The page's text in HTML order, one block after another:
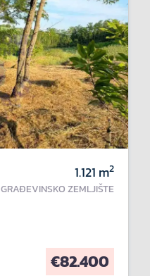
1.121 m2
GRAĐEVINSKO ZEMLJIŠTE
€82.400